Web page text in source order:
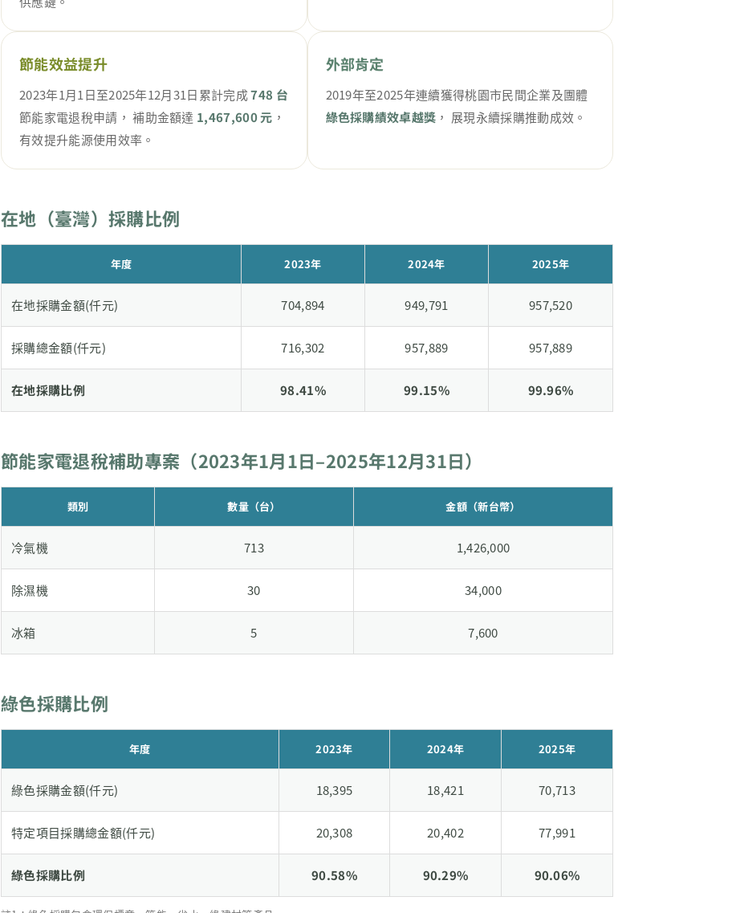
節能效益提升
2023年1月1日至2025年12月31日累計完成748 台
節能家電退稅申請， 補助金額達 1,467,600 元 ，
有效提升能源使用效率。
外部肯定
2019年至2025年連續獲得桃園市民間企業及團體
綠色採購績效卓越獎 ， 展現永續採購推動成效。
在地（臺灣）採購比例
年度 2023年 2024年 2025年
在地採購金額(仟元) 704,894 949,791 957,520
採購總金額(仟元) 716,302 957,889 957,889
在地採購比例 98.41% 99.15% 99.96%
節能家電退稅補助專案（2023年1月1日–2025年12月31日）
類別 數量（台） 金額（新台幣）
冷氣機 713 1,426,000
除濕機 30 34,000
冰箱 5 7,600
綠色採購比例
年度 2023年 2024年 2025年
綠色採購金額(仟元) 18,395 18,421 70,713
特定項目採購總金額(仟元) 20,308 20,402 77,991
綠色採購比例 90.58% 90.29% 90.06%